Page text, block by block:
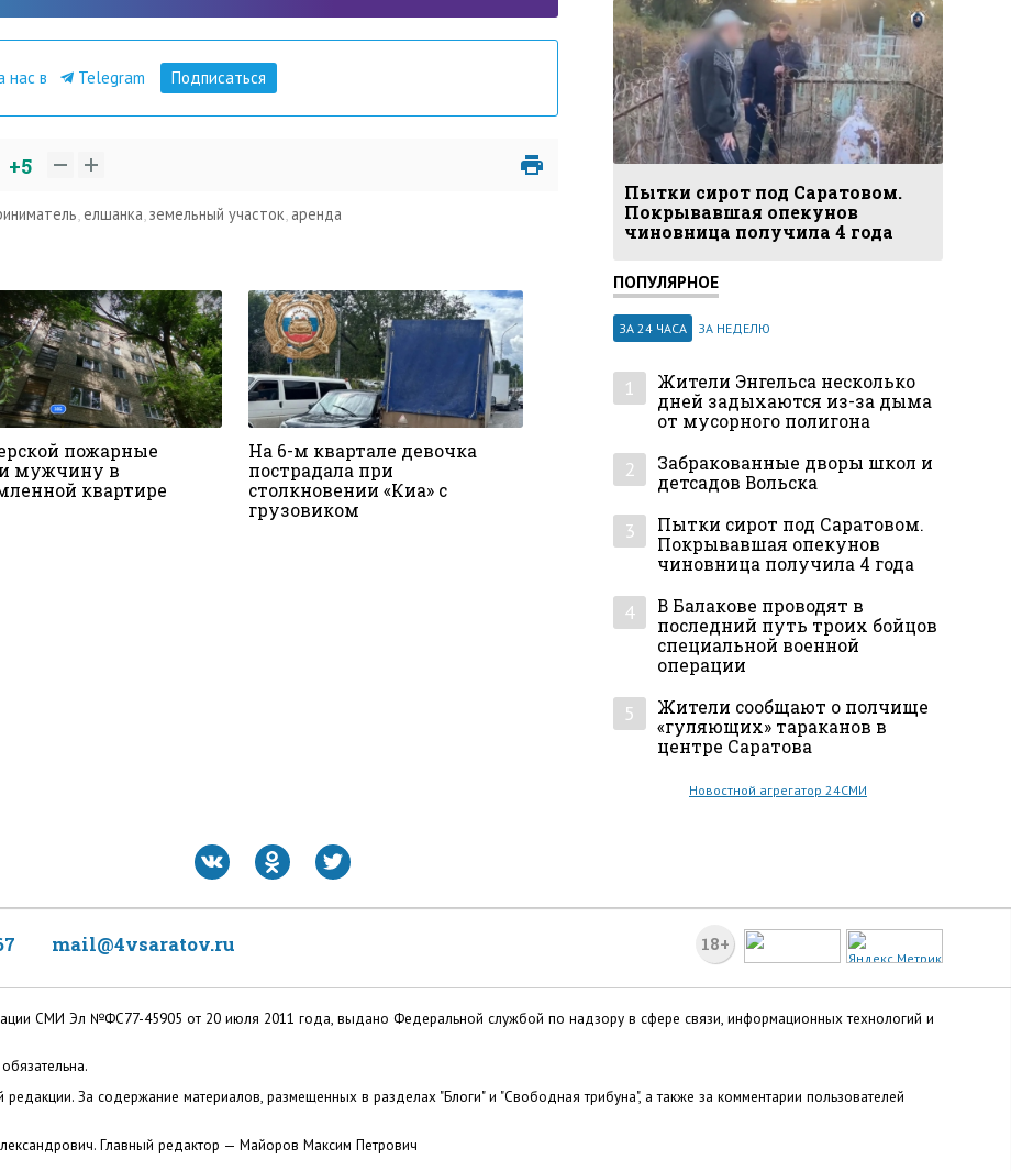
нас в Telegram Подписаться
+5
, елшанка,земельный участок, аренда
пожарные
мужчину в
квартире
На 6-м квартале девочка
пострадала при
столкновении «Киа» с
грузовиком
Пытки сирот под Саратовом.
Покрывавшая опекунов
чиновница получила 4 года
ПОПУЛЯРНОЕ
ЗА 24 ЧАСА ЗА НЕДЕЛЮ
1
Жители Энгельса несколько
дней задыхаются из-за дыма
от мусорного полигона
2
Забракованные дворы школ и
детсадов Вольска
3
Пытки сирот под Саратовом.
Покрывавшая опекунов
чиновница получила 4 года
4
В Балакове проводят в
последний путь троих бойцов
специальной военной
операции
5
Жители сообщают о полчище
«гуляющих» тараканов в
центре Саратова
Новостной агрегатор 24СМИ
18+
mail@4vsaratov.ru
СМИ Эл №ФС77-45905 от 20 июля 2011 года, выдано Федеральной службой по надзору в сфере связи, информационных технологий и
За содержание материалов, размещенных в разделах "Блоги" и "Свободная трибуна", а также за комментарии пользователей
Главный редактор — Майоров Максим Петрович